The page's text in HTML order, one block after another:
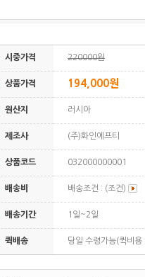
시중가격 220000원
상품가격 194,000원
원산지 러시아
제조사 (주)화인에프티
상품코드 032000000001
배송비 배송조건 : (조건)
배송기간 1일~2일
퀵배송 당일 수령가능(퀵비용